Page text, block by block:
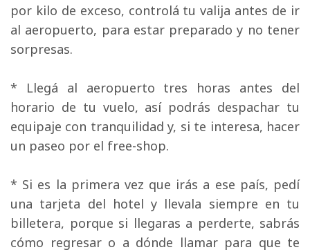
por kilo de exceso, controlá tu valija antes de ir
al aeropuerto, para estar preparado y no tener
sorpresas.
* Llegá al aeropuerto tres horas antes del
horario de tu vuelo, así podrás despachar tu
equipaje con tranquilidad y, si te interesa, hacer
un paseo por el free-shop.
* Si es la primera vez que irás a ese país, pedí
una tarjeta del hotel y llevala siempre en tu
billetera, porque si llegaras a perderte, sabrás
cómo regresar o a dónde llamar para que te